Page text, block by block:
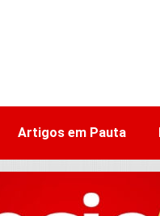
Artigos em Pauta